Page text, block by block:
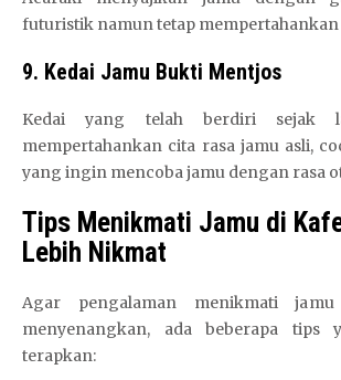
futuristik namun tetap mempertahankan
9. Kedai Jamu Bukti Mentjos
Kedai yang telah berdiri sejak
mempertahankan cita rasa jamu asli,
yang ingin mencoba jamu dengan rasa
Tips Menikmati Jamu di
Lebih Nikmat
Agar pengalaman menikmati
menyenangkan, ada beberapa tips
terapkan: